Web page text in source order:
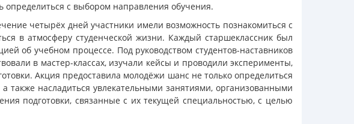
с выбором направления обучения.
четырёх дней участники имели возможность познакомиться с
в атмосферу студенческой жизни. Каждый старшеклассник был
об учебном процессе. Под руководством студентов-наставников
в мастер-классах, изучали кейсы и проводили эксперименты,
Акция предоставила молодёжи шанс не только определиться
насладиться увлекательными занятиями, организованными
подготовки, связанные с их текущей специальностью, с целью